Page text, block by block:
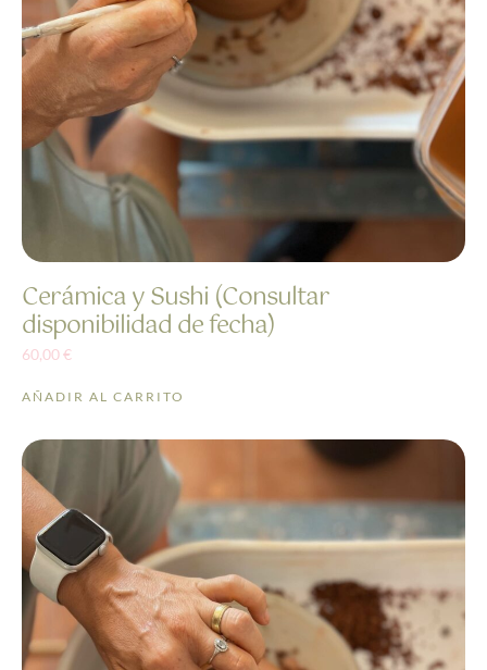
Cerámica y Sushi (Consultar
disponibilidad de fecha)
60,00€
AÑADIR AL CARRITO